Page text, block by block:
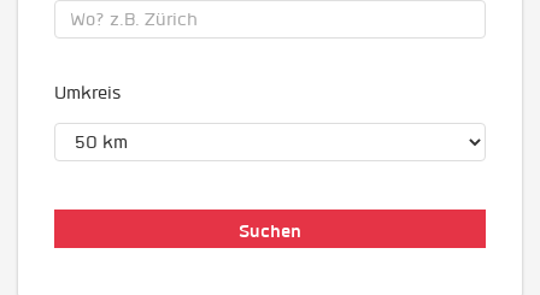
Umkreis